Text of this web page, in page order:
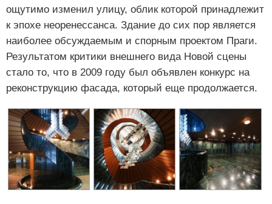
ощутимо изменил улицу, облик которой принадлежит
к эпохе неоренессанса. Здание до сих пор является
наиболее обсуждаемым и спорным проектом Праги.
Результатом критики внешнего вида Новой сцены
стало то, что в 2009 году был объявлен конкурс на
реконструкцию фасада, который еще продолжается.